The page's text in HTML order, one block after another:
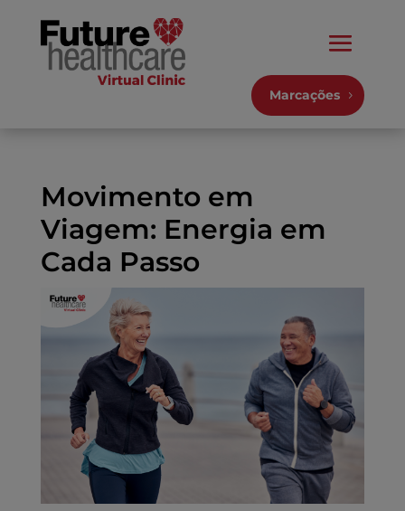
Marcações
Movimento em
Viagem: Energia em
Cada Passo